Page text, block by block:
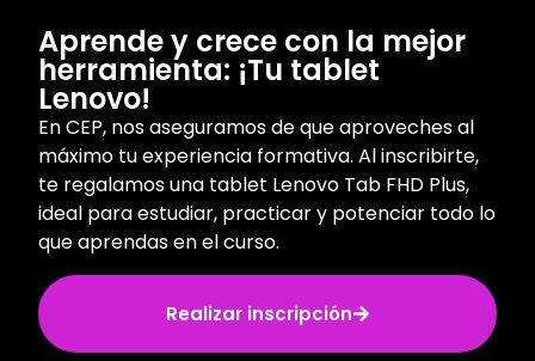
Aprende y crece con la mejor
herramienta: ¡Tu tablet
Lenovo!
En CEP, nos aseguramos de que aproveches al
máximo tu experiencia formativa. Al inscribirte,
te regalamos una tablet Lenovo Tab FHD Plus,
ideal para estudiar, practicar y potenciar todo lo
que aprendas en el curso.
Realizar inscripción